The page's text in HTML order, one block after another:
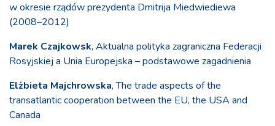
w okresie rządów prezydenta Dmitrija Miedwiediewa
(2008–2012)
Marek Czajkowsk, Aktualna polityka zagraniczna Federacji
Rosyjskiej a Unia Europejska – podstawowe zagadnienia
Elżbieta Majchrowska, The trade aspects of the
transatlantic cooperation between the EU, the USA and
Canada